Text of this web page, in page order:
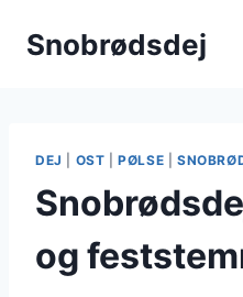
Snobrødsdej
DEJ OST |PØLSE
og